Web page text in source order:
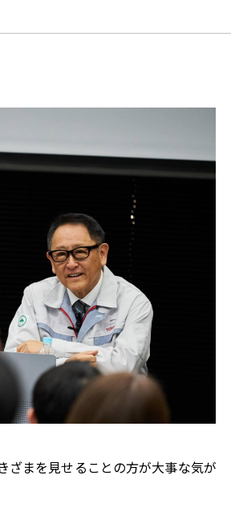
ざまを見せることの方が大事な気が